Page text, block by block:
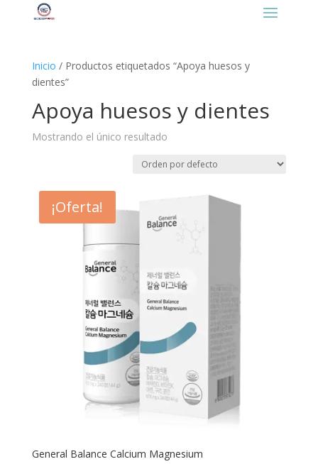
https://gcooplatino.com/favicon.ico
Inicio / Productos etiquetados “Apoya huesos y
dientes”
Apoya huesos y dientes
Mostrando el único resultado
¡Oferta!
General Balance Calcium Magnesium